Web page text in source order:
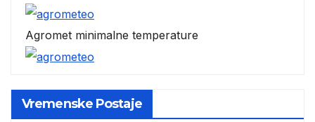
Agromet minimalne temperature
Vremenske Postaje